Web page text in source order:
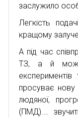
заслужило
Легкість
кращому
А під час
ТЗ, а й
просуває нову
людяної,
(ПМД).…